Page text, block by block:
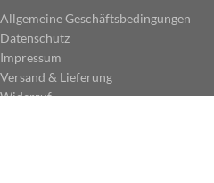
Allgemeine Geschäftsbedingungen
Datenschutz
Impressum
Versand & Lieferung
Widerruf